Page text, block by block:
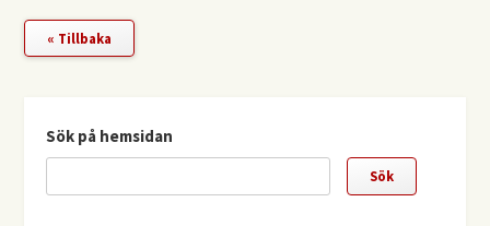
« Tillbaka
Sök på hemsidan